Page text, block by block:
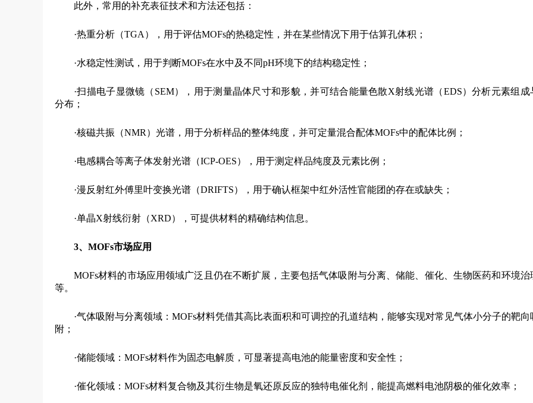
此外，常用的补充表征技术和方法还包括：
·热重分析（TGA），用于评估MOFs的热稳定性，并在某些情况下用于估算孔体积；
·水稳定性测试，用于判断MOFs在水中及不同pH环境下的结构稳定性；
·扫描电子显微镜（SEM），用于测量晶体尺寸和形貌，并可结合能量色散X射线光谱（EDS）分析元素组成
分布；
·核磁共振（NMR）光谱，用于分析样品的整体纯度，并可定量混合配体MOFs中的配体比例；
·电感耦合等离子体发射光谱（ICP-OES），用于测定样品纯度及元素比例；
·漫反射红外傅里叶变换光谱（DRIFTS），用于确认框架中红外活性官能团的存在或缺失；
·单晶X射线衍射（XRD），可提供材料的精确结构信息。
3、MOFs市场应用
MOFs材料的市场应用领域广泛且仍在不断扩展，主要包括气体吸附与分离、储能、催化、生物医药和环境治
等。
·气体吸附与分离领域：MOFs材料凭借其高比表面积和可调控的孔道结构，能够实现对常见气体小分子的靶向
附；
·储能领域：MOFs材料作为固态电解质，可显著提高电池的能量密度和安全性；
·催化领域：MOFs材料复合物及其衍生物是氧还原反应的独特电催化剂，能提高燃料电池阴极的催化效率；